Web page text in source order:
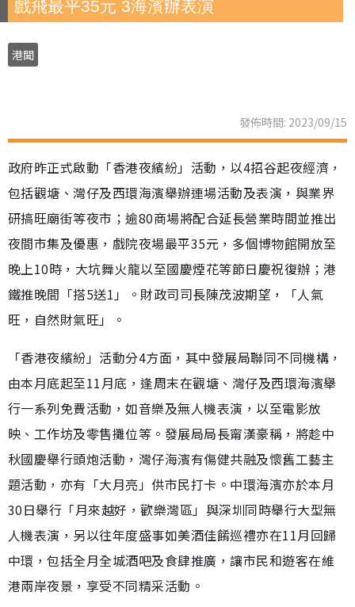
戲飛最平35元 3海濱辦表演
港聞
發佈時間: 2023/09/15
政府昨正式啟動「香港夜繽紛」活動，以4招谷起夜經濟，
包括觀塘、灣仔及西環海濱舉辦連場活動及表演，與業界
研搞旺廟街等夜市；逾80商場將配合延長營業時間並推出
夜間市集及優惠，戲院夜場最平35元，多個博物館開放至
晚上10時，大坑舞火龍以至國慶煙花等節日慶祝復辦；港
鐵推晚間「搭5送1」。財政司司長陳茂波期望，「人氣
旺，自然財氣旺」。
「香港夜繽紛」活動分4方面，其中發展局聯同不同機構，
由本月底起至11月底，逢周末在觀塘、灣仔及西環海濱舉
行一系列免費活動，如音樂及無人機表演，以至電影放
映、工作坊及零售攤位等。發展局局長甯漢豪稱，將趁中
秋國慶舉行頭炮活動，灣仔海濱有傷健共融及懷舊工藝主
題活動，亦有「大月亮」供市民打卡。中環海濱亦於本月
30日舉行「月來越好，歡樂灣區」與深圳同時舉行大型無
人機表演，另以往年度盛事如美酒佳餚巡禮亦在11月回歸
中環，包括全月全城酒吧及食肆推廣，讓市民和遊客在維
港兩岸夜景，享受不同精采活動。